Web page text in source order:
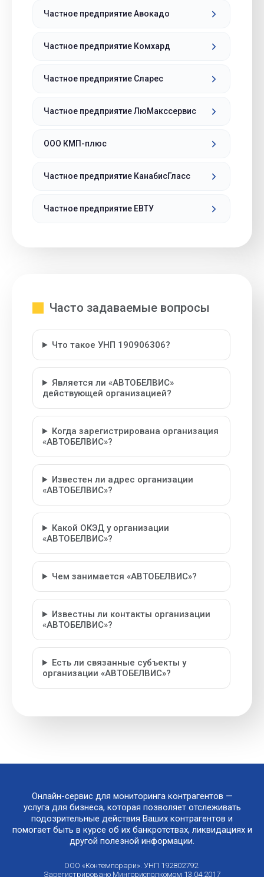
Частное предприятие Авокадо
Частное предприятие Комхард
Частное предприятие Сларес
Частное предприятие ЛюМакссервис
ООО КМП-плюс
Частное предприятие КанабисГласс
Частное предприятие ЕВТУ
Часто задаваемые вопросы
Что такое УНП 190906306?
Является ли «АВТОБЕЛВИС»
действующей организацией?
Когда зарегистрирована организация
«АВТОБЕЛВИС»?
Известен ли адрес организации
«АВТОБЕЛВИС»?
Какой ОКЭД у организации
«АВТОБЕЛВИС»?
Чем занимается «АВТОБЕЛВИС»?
Известны ли контакты организации
«АВТОБЕЛВИС»?
Есть ли связанные субъекты у
организации «АВТОБЕЛВИС»?
Онлайн-сервис для мониторинга контрагентов —
услуга для бизнеса, которая позволяет отслеживать
подозрительные действия Ваших контрагентов и
помогает быть в курсе об их банкротствах, ликвидациях и
другой полезной информации.
ООО «Контемпорари». УНП 192802792.
Зарегистрировано Мингорисполкомом 13.04.2017